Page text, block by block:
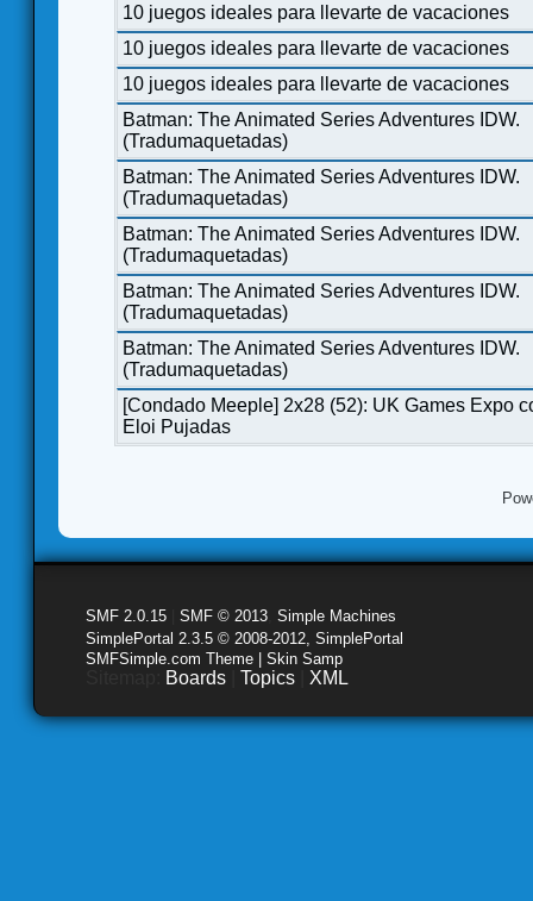
10 juegos ideales para llevarte de vacaciones
10 juegos ideales para llevarte de vacaciones
10 juegos ideales para llevarte de vacaciones
Batman: The Animated Series Adventures IDW.
(Tradumaquetadas)
Batman: The Animated Series Adventures IDW.
(Tradumaquetadas)
Batman: The Animated Series Adventures IDW.
(Tradumaquetadas)
Batman: The Animated Series Adventures IDW.
(Tradumaquetadas)
Batman: The Animated Series Adventures IDW.
(Tradumaquetadas)
[Condado Meeple] 2x28 (52): UK Games Expo
Eloi Pujadas
SMF 2.0.15 SMF © 2013 Simple Machines
SimplePortal 2.3.5 © 2008-2012, SimplePortal
SMFSimple.com Theme | Skin Samp
Boards Topics XML